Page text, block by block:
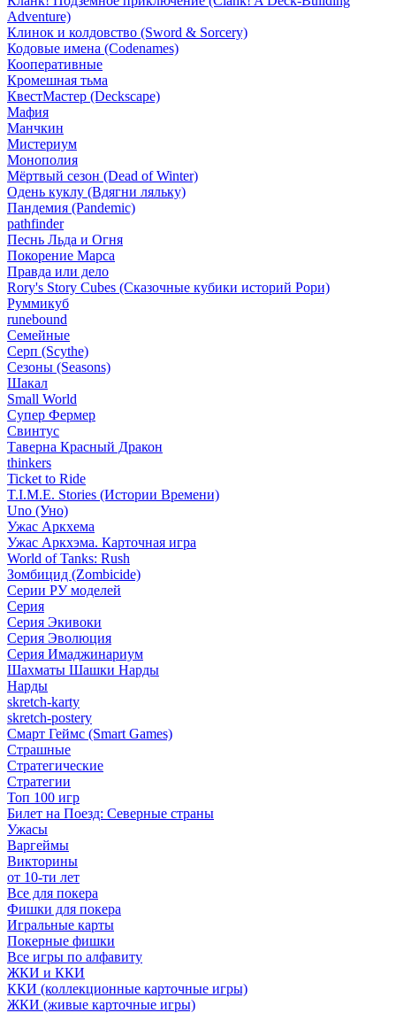
Adventure)
Клинок и колдовство (Sword & Sorcery)
Кодовые имена (Codenames)
Кооперативные
Кромешная тьма
КвестМастер (Deckscape)
Мафия
Манчкин
Мистериум
Монополия
Мёртвый сезон (Dead of Winter)
Одень куклу (Вдягни ляльку)
Пандемия (Pandemic)
pathfinder
Песнь Льда и Огня
Покорение Марса
Правда или дело
Rory's Story Cubes (Сказочные кубики историй Рори)
Руммикуб
runebound
Семейные
Серп (Scythe)
Сезоны (Seasons)
Шакал
Small World
Супер Фермер
Свинтус
Таверна Красный Дракон
thinkers
Ticket to Ride
T.I.M.E. Stories (Истории Времени)
Uno (Уно)
Ужас Аркхема
Ужас Аркхэма. Карточная игра
World of Tanks: Rush
Зомбицид (Zombicide)
Серии РУ моделей
Серия
Серия Экивоки
Серия Эволюция
Серия Имаджинариум
Шахматы Шашки Нарды
Нарды
skretch-karty
skretch-postery
Смарт Геймс (Smart Games)
Страшные
Стратегические
Стратегии
Топ 100 игр
Билет на Поезд: Северные страны
Ужасы
Варгеймы
Викторины
от 10-ти лет
Все для покера
Фишки для покера
Игральные карты
Покерные фишки
Все игры по алфавиту
ЖКИ и ККИ
ККИ (коллекционные карточные игры)
ЖКИ (живые карточные игры)